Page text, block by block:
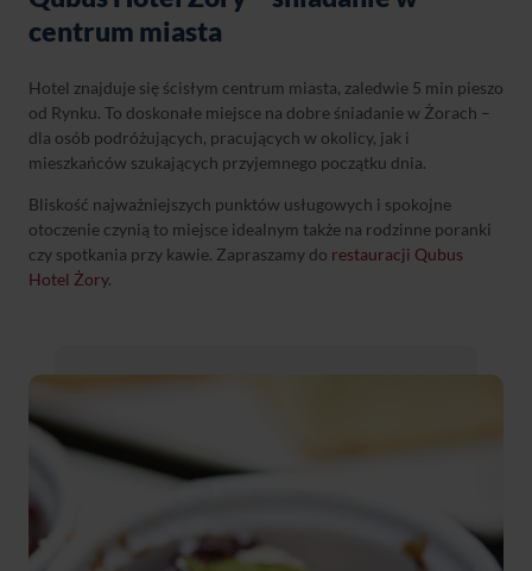
centrum miasta
Hotel znajduje się ścisłym centrum miasta, zaledwie 5 min pieszo
od Rynku. To doskonałe miejsce na dobre śniadanie w Żorach –
dla osób podróżujących, pracujących w okolicy, jak i
mieszkańców szukających przyjemnego początku dnia.
Bliskość najważniejszych punktów usługowych i spokojne
otoczenie czynią to miejsce idealnym także na rodzinne poranki
czy spotkania przy kawie. Zapraszamy do restauracji Qubus
Hotel Żory.